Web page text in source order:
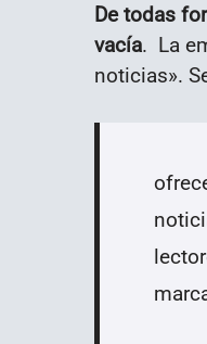
De todas
vacía. La
noticias».